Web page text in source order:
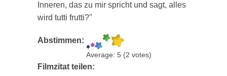
Inneren, das zu mir spricht und sagt, alles
wird tutti frutti?"
Abstimmen:
Average: 5 (2 votes)
Filmzitat teilen: